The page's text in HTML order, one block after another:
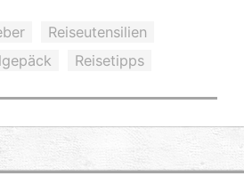
Reiseutensilien
Reisetipps